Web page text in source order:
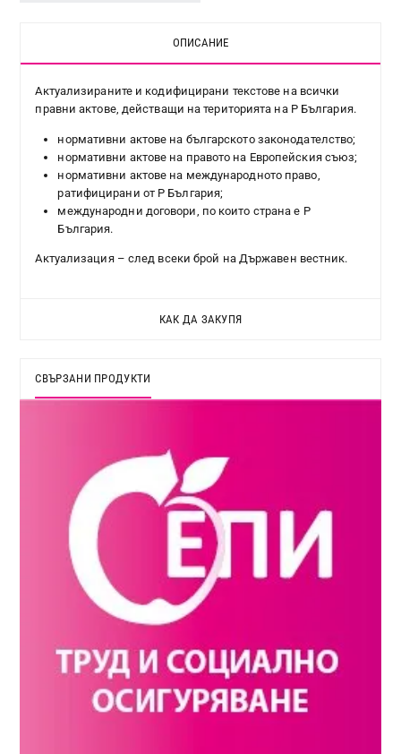
ОПИСАНИЕ
КАК ДА ЗАКУПЯ
Актуализираните и кодифицирани текстове на всички
правни актове, действащи на територията на Р България.
нормативни актове на българското законодателство;
нормативни актове на правото на Европейския съюз;
нормативни актове на международното право,
ратифицирани от Р България;
международни договори, по които страна е Р
България.
Актуализация – след всеки брой на Държавен вестник.
СВЪРЗАНИ ПРОДУКТИ